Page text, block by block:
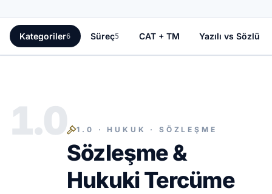
Kategoriler6 Süreç5 CAT + TM Yazılı vs Sözlü
1.0 1.0 · HUKUK · SÖZLEŞME
Sözleşme &
Hukuki Tercüme